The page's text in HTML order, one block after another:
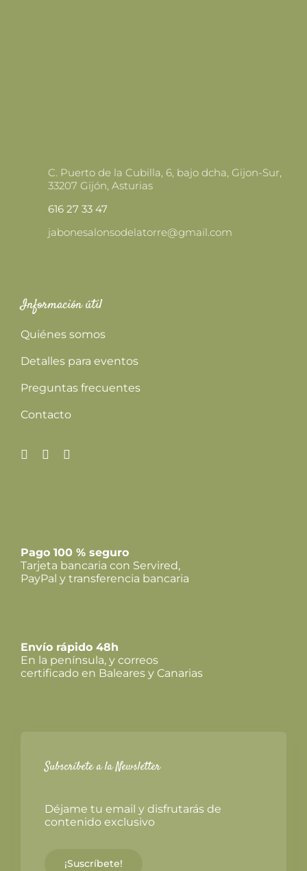
C. Puerto de la Cubilla, 6, bajo dcha, Gijon-Sur,
33207 Gijón, Asturias
616 27 33 47
jabonesalonsodelatorre@gmail.com
Información útil
Quiénes somos
Detalles para eventos
Preguntas frecuentes
Contacto
Pago 100 % seguro
Tarjeta bancaria con Servired,
PayPal y transferencia bancaria
Envío rápido 48h
En la península, y correos
certificado en Baleares y Canarias
Subscríbete a la Newsletter
Déjame tu email y disfrutarás de
contenido exclusivo
¡Suscríbete!